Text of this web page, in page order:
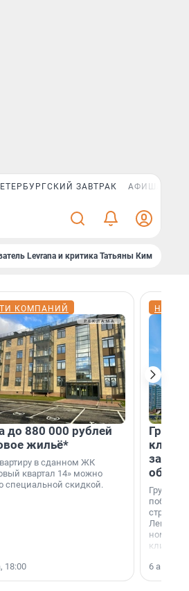
ЗАВТРАК АФИША PLUS
Levrana и критика Татьяны Ким
КОМПАНИЙ
до 880 000 рублей
жильё*
в сданном ЖК
квартал 14» можно
специальной скидкой.
18:00
Группа
области».
6